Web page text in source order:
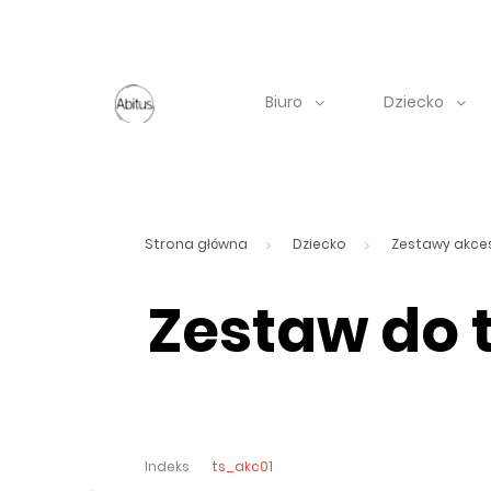
Biuro Dziecko
Strona główna Dziecko Zestawy
Zestaw do
Indeks ts_akc01